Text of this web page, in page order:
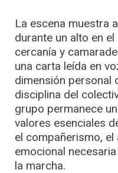
La escena muestra
durante un alto en
cercanía y
una carta leída en
dimensión personal
disciplina del
grupo permanece
valores esenciales
el compañerismo,
emocional
la marcha.